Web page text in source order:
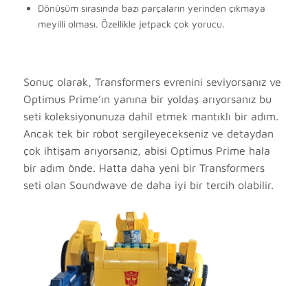
Dönüşüm sırasında bazı parçaların yerinden çıkmaya
meyilli olması. Özellikle jetpack çok yorucu.
Sonuç olarak, Transformers evrenini seviyorsanız ve
Optimus Prime’ın yanına bir yoldaş arıyorsanız bu
seti koleksiyonunuza dahil etmek mantıklı bir adım.
Ancak tek bir robot sergileyecekseniz ve detaydan
çok ihtişam arıyorsanız, abisi Optimus Prime hala
bir adım önde. Hatta daha yeni bir Transformers
seti olan Soundwave de daha iyi bir tercih olabilir.